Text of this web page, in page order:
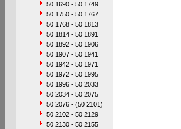
50 1690 - 50 1749
50 1750 - 50 1767
50 1768 - 50 1813
50 1814 - 50 1891
50 1892 - 50 1906
50 1907 - 50 1941
50 1942 - 50 1971
50 1972 - 50 1995
50 1996 - 50 2033
50 2034 - 50 2075
50 2076 - (50 2101)
50 2102 - 50 2129
50 2130 - 50 2155